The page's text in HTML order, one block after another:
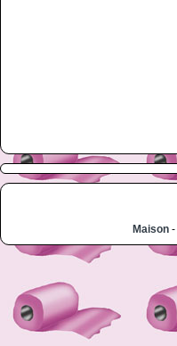
Maison-